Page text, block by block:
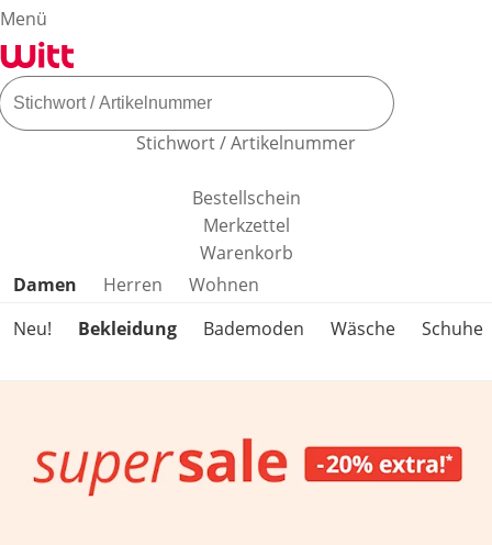
Menü
Stichwort / Artikelnummer
Bestellschein
Merkzettel
Warenkorb
Produktkategorien überspringen
Damen Herren
Wohnen
Neu!
Bekleidung Bademoden Wäsche Schuhe